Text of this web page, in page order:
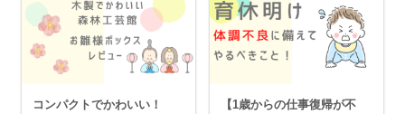
コンパクトでかわいい！
【1歳からの仕事復帰が不